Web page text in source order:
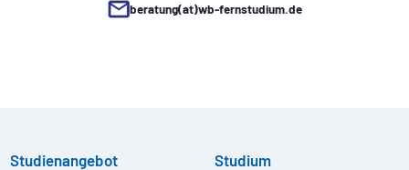
beratung(at)wb-fernstudium.de
Studienangebot Studium